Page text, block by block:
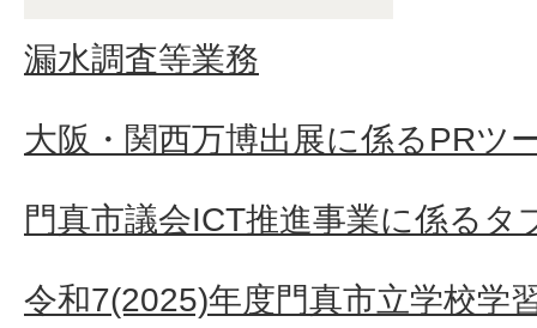
漏水調査等業務
大阪・関西万博出展に係るPRツ
門真市議会ICT推進事業に係るタ
令和7(2025)年度門真市立学校学